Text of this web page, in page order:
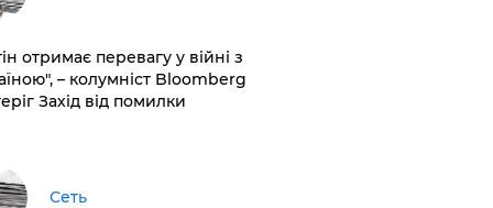
отримає перевагу у війні з
– колумніст Bloomberg
Захід від помилки
Сеть